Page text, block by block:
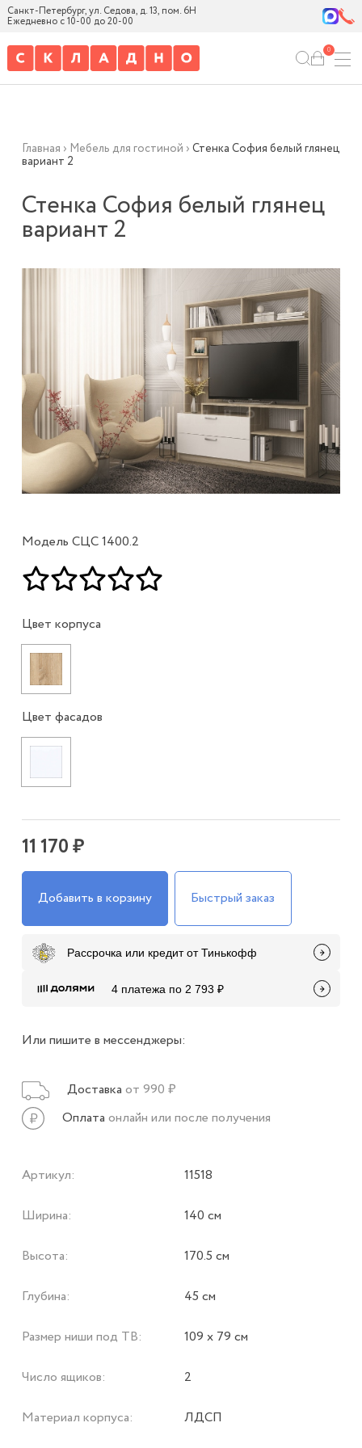
Санкт-Петербург, ул. Седова, д. 13, пом. 6Н
Ежедневно с 10-00 до 20-00
0
Главная › Мебель для гостиной › Стенка София белый глянец
вариант 2
Стенка София белый глянец
вариант 2
Модель СЦС 1400.2
Цвет корпуса
Цвет фасадов
11 170 ₽
Добавить в корзину Быстрый заказ
Рассрочка или кредит от Тинькофф
4 платежа по 2 793 ₽
Или пишите в мессенджеры:
Доставка от 990 ₽
Оплата онлайн или после получения
Артикул: 11518
Ширина: 140 см
Высота: 170.5 см
Глубина: 45 см
Размер ниши под ТВ: 109 х 79 см
Число ящиков: 2
Материал корпуса: ЛДСП